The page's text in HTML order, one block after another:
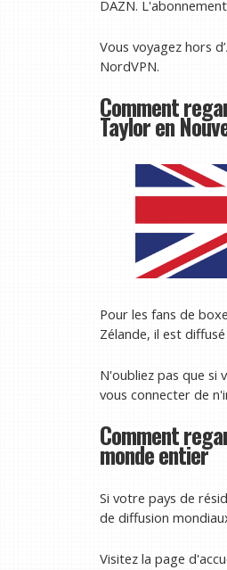
DAZN.
Vous voyagez hors
NordVPN.
Comment
Taylor en
Pour les fans de
Zélande, il est
N'oubliez pas que si
vous connecter de
Comment
monde entier
Si votre pays de
de diffusion
Visitez la page